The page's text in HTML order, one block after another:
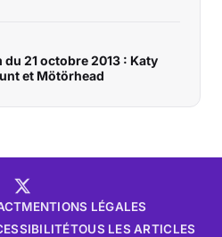
21 octobre 2013 : Katy
et Mötörhead
MENTIONS LÉGALES
TOUS LES ARTICLES